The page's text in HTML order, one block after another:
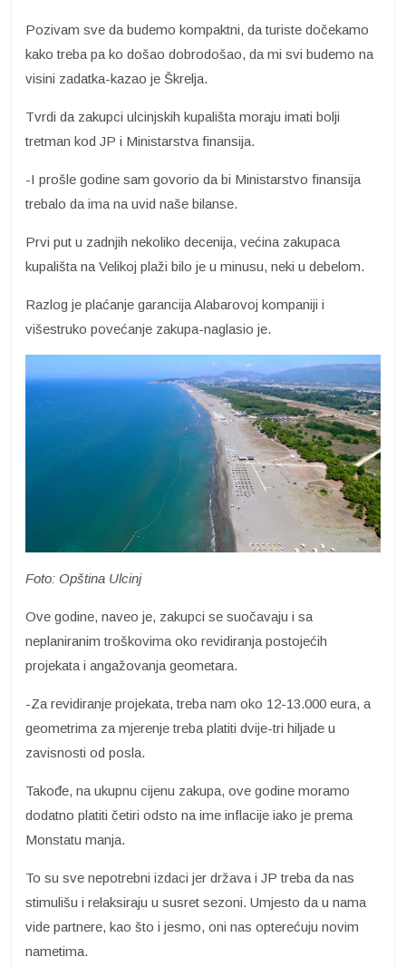
Pozivam sve da budemo kompaktni, da turiste dočekamo
kako treba pa ko došao dobrodošao, da mi svi budemo na
visini zadatka-kazao je Škrelja.
Tvrdi da zakupci ulcinjskih kupališta moraju imati bolji
tretman kod JP i Ministarstva finansija.
-I prošle godine sam govorio da bi Ministarstvo finansija
trebalo da ima na uvid naše bilanse.
Prvi put u zadnjih nekoliko decenija, većina zakupaca
kupališta na Velikoj plaži bilo je u minusu, neki u debelom.
Razlog je plaćanje garancija Alabarovoj kompaniji i
višestruko povećanje zakupa-naglasio je.
Foto: Opština Ulcinj
Ove godine, naveo je, zakupci se suočavaju i sa
neplaniranim troškovima oko revidiranja postojećih
projekata i angažovanja geometara.
-Za revidiranje projekata, treba nam oko 12-13.000 eura, a
geometrima za mjerenje treba platiti dvije-tri hiljade u
zavisnosti od posla.
Takođe, na ukupnu cijenu zakupa, ove godine moramo
dodatno platiti četiri odsto na ime inflacije iako je prema
Monstatu manja.
To su sve nepotrebni izdaci jer država i JP treba da nas
stimulišu i relaksiraju u susret sezoni. Umjesto da u nama
vide partnere, kao što i jesmo, oni nas opterećuju novim
nametima.